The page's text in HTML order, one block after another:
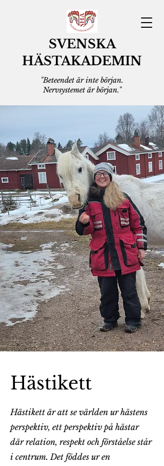
SVENSKA
HÄSTAKADEMIN
"Beteendet är inte början.
Nervsystemet är början."
Hästikett
Hästikett är att se världen ur hästens
perspektiv, ett perspektiv på hästar
där relation, respekt och förståelse står
i centrum. Det föddes ur en